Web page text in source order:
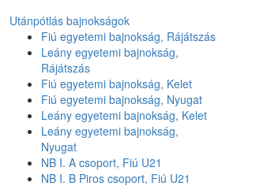
Utánpótlás bajnokságok
Fiú egyetemi bajnokság, Rájátszás
Leány egyetemi bajnokság,
Rájátszás
Fiú egyetemi bajnokság, Kelet
Fiú egyetemi bajnokság, Nyugat
Leány egyetemi bajnokság, Kelet
Leány egyetemi bajnokság,
Nyugat
NB I. A csoport, Fiú U21
NB I. B Piros csoport, Fiú U21